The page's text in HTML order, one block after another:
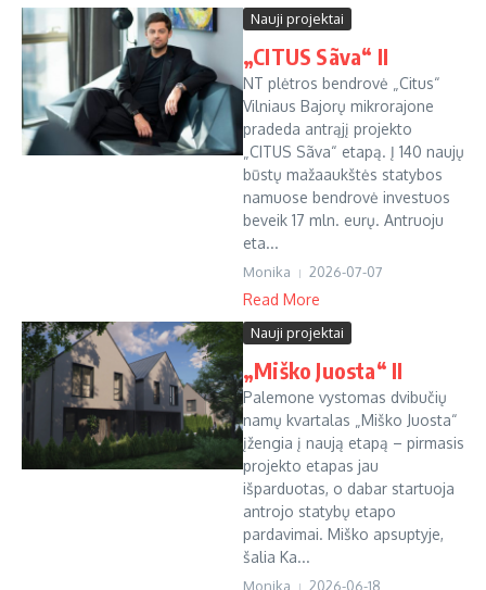
Nauji projektai
„CITUS Sãva“ II
NT plėtros bendrovė „Citus“
Vilniaus Bajorų mikrorajone
pradeda antrąjį projekto
„CITUS Sãva“ etapą. Į 140 naujų
būstų mažaaukštės statybos
namuose bendrovė investuos
beveik 17 mln. eurų. Antruoju
eta...
Monika 2026-07-07
Read More
Nauji projektai
„Miško Juosta“ II
Palemone vystomas dvibučių
namų kvartalas „Miško Juosta“
įžengia į naują etapą – pirmasis
projekto etapas jau
išparduotas, o dabar startuoja
antrojo statybų etapo
pardavimai. Miško apsuptyje,
šalia Ka...
Monika 2026-06-18